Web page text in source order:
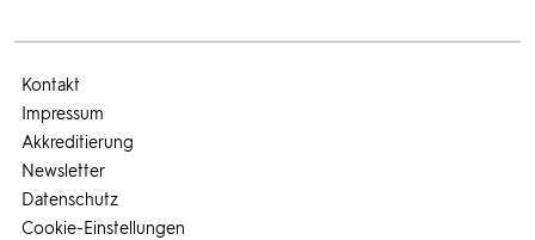
Kontakt
Impressum
Akkreditierung
Newsletter
Datenschutz
Cookie-Einstellungen